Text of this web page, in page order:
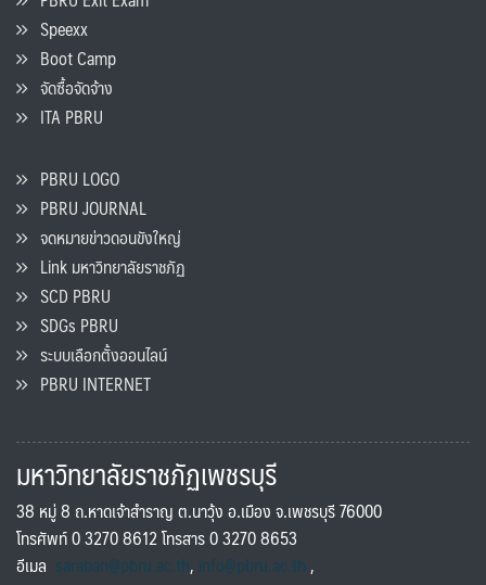
Speexx
Boot Camp
จัดซื้อจัดจ้าง
ITA PBRU
PBRU LOGO
PBRU JOURNAL
จดหมายข่าวดอนขังใหญ่
Link มหาวิทยาลัยราชภัฏ
SCD PBRU
SDGs PBRU
ระบบเลือกตั้งออนไลน์
PBRU INTERNET
มหาวิทยาลัยราชภัฏเพชรบุรี
38 หมู่ 8 ถ.หาดเจ้าสำราญ ต.นาวุ้ง อ.เมือง จ.เพชรบุรี 76000
โทรศัพท์ 0 3270 8612 โทรสาร 0 3270 8653
อีเมล saraban@pbru.ac.th, info@pbru.ac.th,